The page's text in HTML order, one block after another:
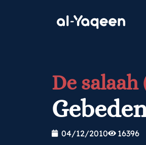
De salaah
04/12/2010 16396